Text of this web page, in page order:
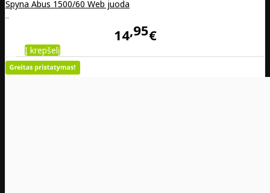
Spyna Abus 1500/60 Web juoda
..
14 95€
Į krepšelį